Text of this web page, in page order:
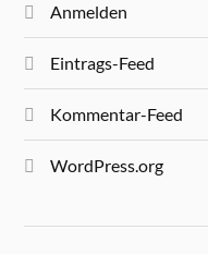
Anmelden
Eintrags-Feed
Kommentar-Feed
WordPress.org